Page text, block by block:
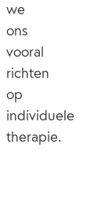
we
ons
vooral
richten
op
individuele
therapie.